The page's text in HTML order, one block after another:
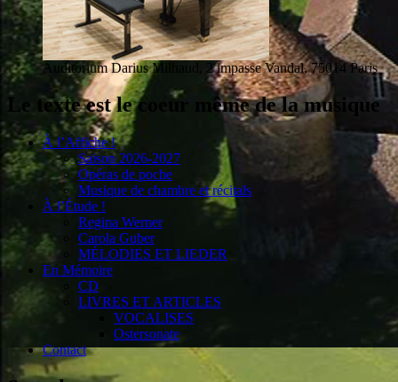
Auditorium Darius Milhaud, 2 impasse Vandal, 75014 Paris
Le texte est le coeur même de la musique
À l’Affiche !
Saison 2026-2027
Opéras de poche
Musique de chambre et récitals
À l’Étude !
Regina Werner
Carola Guber
MÉLODIES ET LIEDER
En Mémoire
CD
LIVRES ET ARTICLES
VOCALISES
Ostersonate
Contact